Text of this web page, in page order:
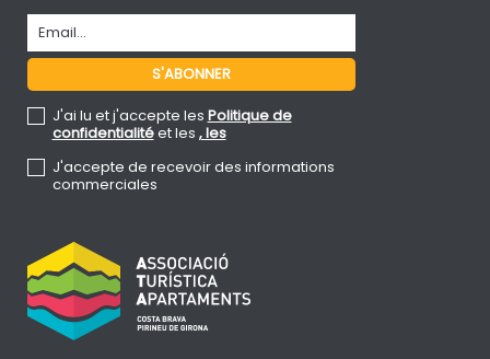
J'ai lu et j'accepte les Politique de
confidentialitéet les , les
J'accepte de recevoir des informations
commerciales